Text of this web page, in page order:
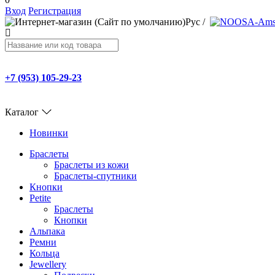
Вход Регистрация
Рус /
+7 (953) 105-29-23
Каталог
Новинки
Браслеты
Браслеты из кожи
Браслеты-спутники
Кнопки
Petite
Браслеты
Кнопки
Альпака
Ремни
Кольца
Jewellery